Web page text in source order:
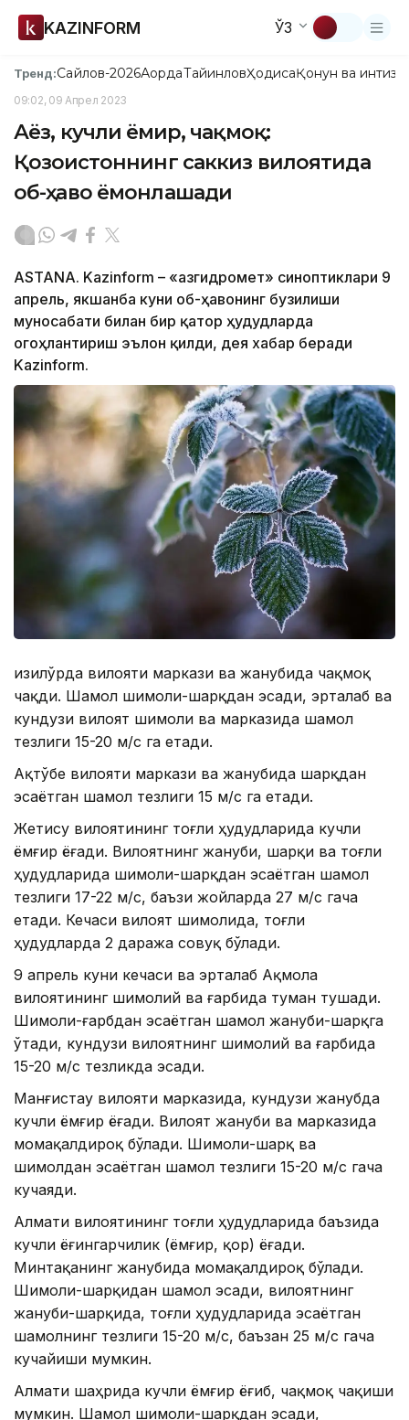
KAZINFORM ЎЗ
Тренд:Сайлов-2026АқордаТайинловҲодисаҚонун ва
09:02, 09 Апрел 2023
Аёз, кучли ёмғир, чақмоқ:
Қозоғистоннинг саккиз вилоятида
об-ҳаво ёмонлашади
ASTANA. Kazinform – «Қазгидромет» синоптиклари 9
апрель, якшанба куни об-ҳавонинг бузилиши
муносабати билан бир қатор ҳудудларда
огоҳлантириш эълон қилди, дея хабар беради
Kazinform.
Қизилўрда вилояти маркази ва жанубида чақмоқ
чақди. Шамол шимоли-шарқдан эсади, эрталаб ва
кундузи вилоят шимоли ва марказида шамол
тезлиги 15-20 м/с га етади.
Ақтўбе вилояти маркази ва жанубида шарқдан
эсаётган шамол тезлиги 15 м/с га етади.
Жетису вилоятининг тоғли ҳудудларида кучли
ёмғир ёғади. Вилоятнинг жануби, шарқи ва тоғли
ҳудудларида шимоли-шарқдан эсаётган шамол
тезлиги 17-22 м/с, баъзи жойларда 27 м/с гача
етади. Кечаси вилоят шимолида, тоғли
ҳудудларда 2 даража совуқ бўлади.
9 апрель куни кечаси ва эрталаб Ақмола
вилоятининг шимолий ва ғарбида туман тушади.
Шимоли-ғарбдан эсаётган шамол жануби-шарқга
ўтади, кундузи вилоятнинг шимолий ва ғарбида
15-20 м/с тезликда эсади.
Манғистау вилояти марказида, кундузи жанубда
кучли ёмғир ёғади. Вилоят жануби ва марказида
момақалдироқ бўлади. Шимоли-шарқ ва
шимолдан эсаётган шамол тезлиги 15-20 м/с гача
кучаяди.
Алмати вилоятининг тоғли ҳудудларида баъзида
кучли ёғингарчилик (ёмғир, қор) ёғади.
Минтақанинг жанубида момақалдироқ бўлади.
Шимоли-шарқидан шамол эсади, вилоятнинг
жануби-шарқида, тоғли ҳудудларида эсаётган
шамолнинг тезлиги 15-20 м/с, баъзан 25 м/с гача
кучайиши мумкин.
Алмати шаҳрида кучли ёмғир ёғиб, чақмоқ чақиши
мумкин. Шамол шимоли-шарқдан эсади,